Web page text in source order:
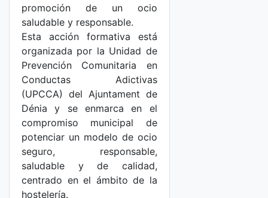
promoción de un ocio
saludable y responsable.
Esta acción formativa está
organizada por la Unidad de
Prevención Comunitaria en
Conductas Adictivas
(UPCCA) del Ajuntament de
Dénia y se enmarca en el
compromiso municipal de
potenciar un modelo de ocio
seguro, responsable,
saludable y de calidad,
centrado en el ámbito de la
hostelería.